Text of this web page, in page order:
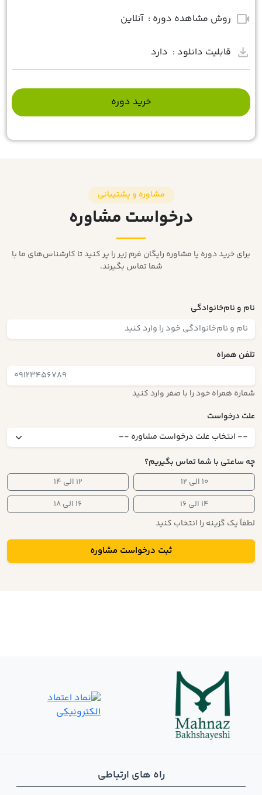
videocam روش مشاهده دوره : آنلاین
download قابلیت دانلود : دارد
خرید دوره
مشاوره و پشتیبانی
درخواست مشاوره
برای خرید دوره یا مشاوره رایگان فرم زیر را پر کنید تا کارشناس‌های ما با
شما تماس بگیرند.
نام و نام‌خانوادگی
تلفن همراه
شماره همراه خود را با صفر وارد کنید
علت درخواست
چه ساعتی با شما تماس بگیریم؟
۱۰ الی ۱۲
۱۲ الی ۱۴
۱۴ الی ۱۶
۱۶ الی ۱۸
لطفاً یک گزینه را انتخاب کنید
ثبت درخواست مشاوره
راه های ارتباطی